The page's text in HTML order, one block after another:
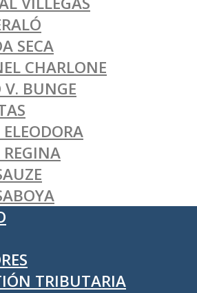
SECA
CHARLONE
BUNGE
TRIBUTARIA